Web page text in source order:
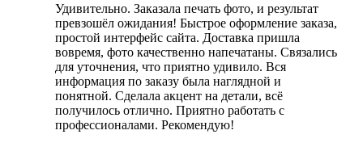
Удивительно. Заказала печать фото, и результат
превзошёл ожидания! Быстрое оформление заказа,
простой интерфейс сайта. Доставка пришла
вовремя, фото качественно напечатаны. Связались
для уточнения, что приятно удивило. Вся
информация по заказу была наглядной и
понятной. Сделала акцент на детали, всё
получилось отлично. Приятно работать с
профессионалами. Рекомендую!